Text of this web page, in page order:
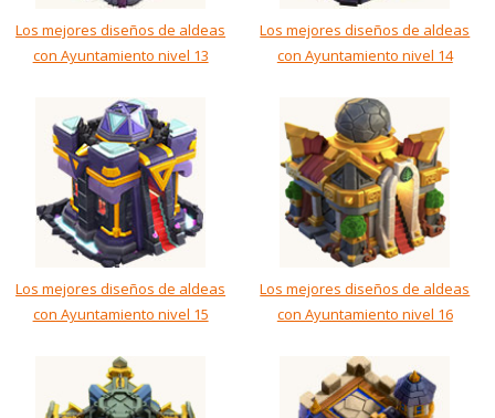
Los mejores diseños de aldeas
con Ayuntamiento nivel 13
Los mejores diseños de aldeas
con Ayuntamiento nivel 14
Los mejores diseños de aldeas
con Ayuntamiento nivel 15
Los mejores diseños de aldeas
con Ayuntamiento nivel 16